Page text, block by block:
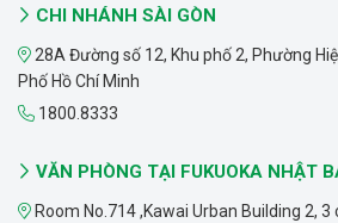
CHI NHÁNH SÀI GÒN
28A Đường số 12, Khu phố 2, Phường
Phố Hồ Chí Minh
1800.8333
VĂN PHÒNG TẠI FUKUOKA NHẬT
Room No.714 ,Kawai Urban Building 2,